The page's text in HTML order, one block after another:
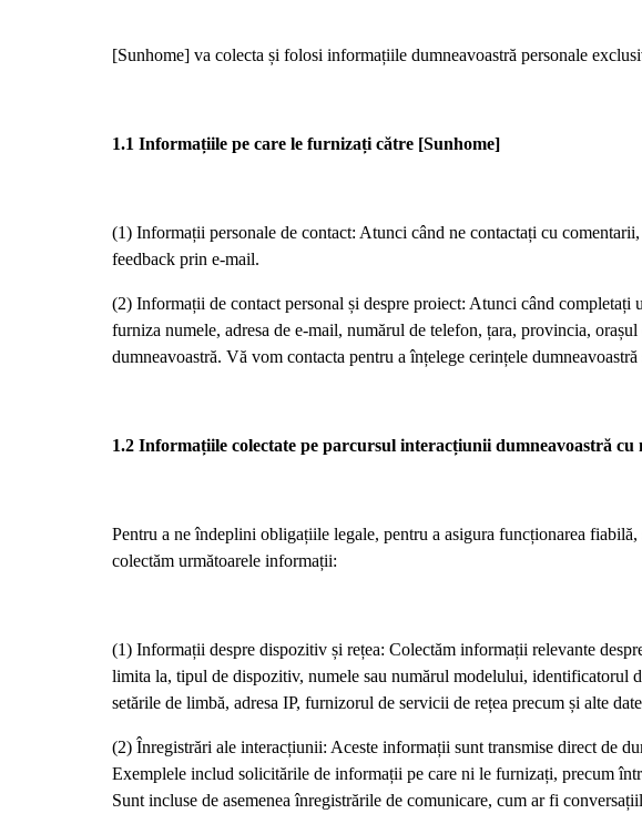
[Sunhome] va colecta și folosi informațiile dumneavoastră personale
1.1 Informațiile pe care le furnizați către [Sunhome]
(1) Informații personale de contact: Atunci când ne contactați cu
feedback prin e-mail.
(2) Informații de contact personal și despre proiect: Atunci când
furniza numele, adresa de e-mail, numărul de telefon, țara, provincia,
dumneavoastră. Vă vom contacta pentru a înțelege cerințele
1.2 Informațiile colectate pe parcursul interacțiunii dumneavoastră
Pentru a ne îndeplini obligațiile legale, pentru a asigura funcționarea
colectăm următoarele informații:
(1) Informații despre dispozitiv și rețea: Colectăm informații relevante
limita la, tipul de dispozitiv, numele sau numărul modelului, identificatorul
setările de limbă, adresa IP, furnizorul de servicii de rețea precum și alte
(2) Înregistrări ale interacțiunii: Aceste informații sunt transmise direct de
Exemplele includ solicitările de informații pe care ni le furnizați, precum
Sunt incluse de asemenea înregistrările de comunicare, cum ar fi